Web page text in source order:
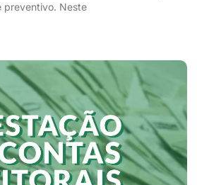
preventivo. Neste